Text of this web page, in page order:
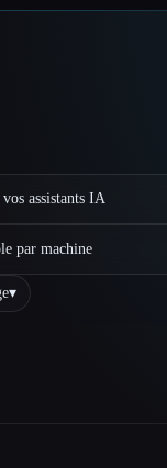
assistants IA
par machine
▾